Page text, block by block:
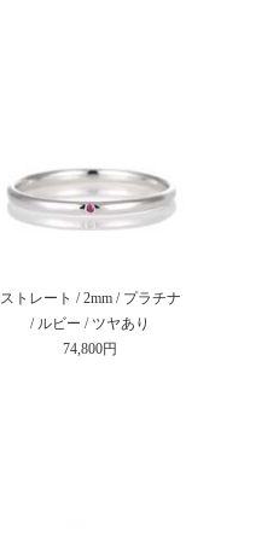
ストレート / 2mm / プラチナ
/ ルビー / ツヤあり
74,800円